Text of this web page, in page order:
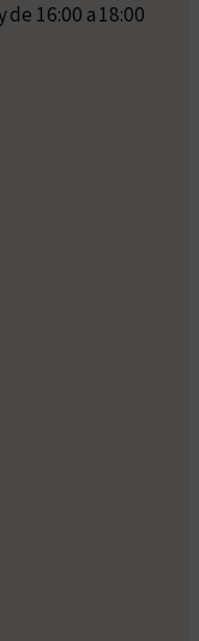
de 16:00 a 18:00